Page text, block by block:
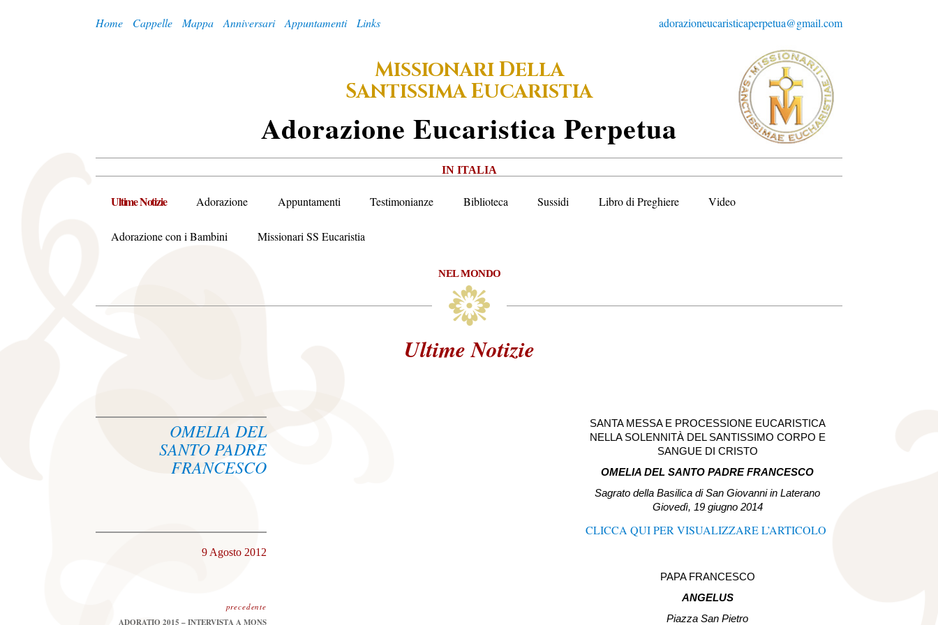
adorazioneucaristicaperpetua@gmail.com
Home Cappelle Mappa Anniversari Appuntamenti Links
MISSIONARIDELLA
SANTISSIMAEUCARISTIA
ADorazione EUcaristica PErpetua
IN ITALIA
Ultime Notizie Adorazione Appuntamenti Testimonianze Biblioteca Sussidi Libro di Preghiere Video
Adorazione con i Bambini Missionari SS Eucaristia
NEL MONDO
Ultime Notizie
OMELIA DEL
SANTO PADRE
FRANCESCO
9 Agosto 2012
precedente
Precedente:
ADORATIO 2015 – INTERVISTA A MONS
SANTA MESSA E PROCESSIONE EUCARISTICA
NELLA SOLENNITÀ DEL SANTISSIMO CORPO E
SANGUE DI CRISTO
OMELIA DEL SANTO PADRE FRANCESCO
Sagrato della Basilica di San Giovanni in Laterano
Giovedì, 19 giugno 2014
CLICCA QUI PER VISUALIZZARE L’ARTICOLO
PAPA FRANCESCO
ANGELUS
Piazza San Pietro